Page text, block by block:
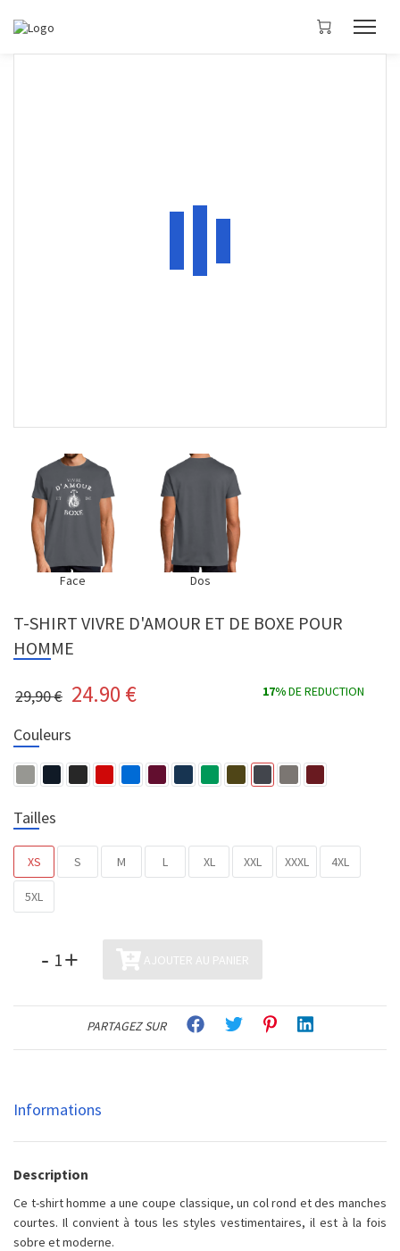
Face Dos
T-SHIRT VIVRE D'AMOUR ET DE BOXE POUR
HOMME
29,90 € 24.90 € 17%DE REDUCTION
Couleurs
Tailles
XS S M L XL XXL XXXL 4XL
5XL
- + AJOUTER AU PANIER
PARTAGEZ SUR
Informations
Description
Ce t-shirt homme a une coupe classique, un col rond et des manches
courtes. Il convient à tous les styles vestimentaires, il est à la fois
sobre et moderne.